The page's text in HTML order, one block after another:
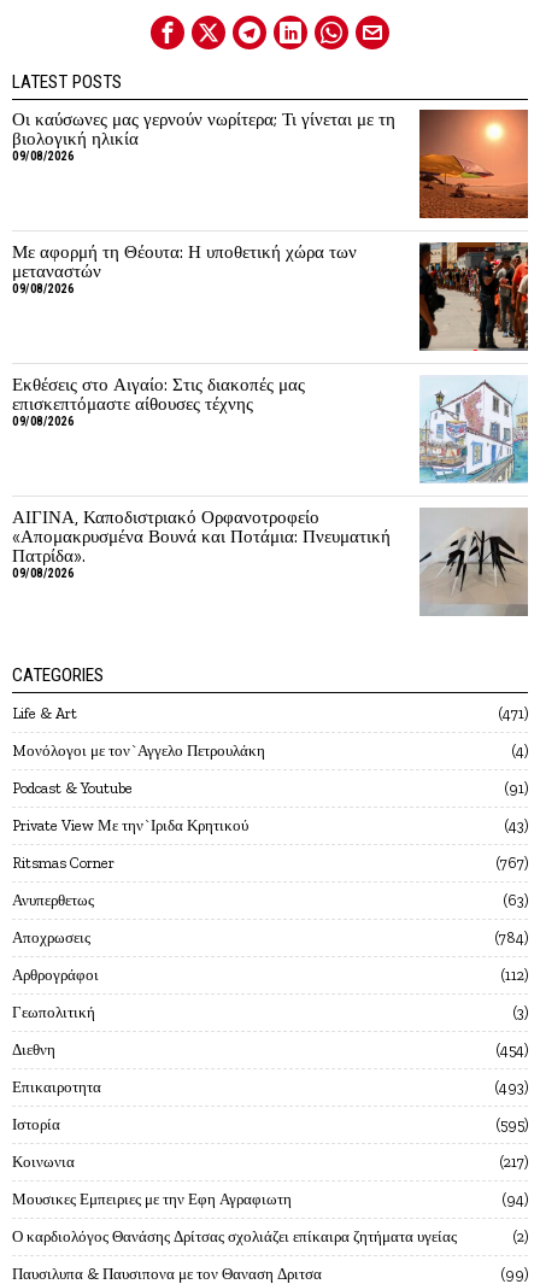
LATEST POSTS
Οι καύσωνες μας γερνούν νωρίτερα; Τι γίνεται με τη
βιολογική ηλικία
09/08/2026
Με αφορμή τη Θέουτα: Η υποθετική χώρα των
μεταναστών
09/08/2026
Εκθέσεις στο Αιγαίο: Στις διακοπές μας
επισκεπτόμαστε αίθουσες τέχνης
09/08/2026
ΑΙΓΙΝΑ, Καποδιστριακό Ορφανοτροφείο
«Απομακρυσμένα Βουνά και Ποτάμια: Πνευματική
Πατρίδα».
09/08/2026
CATEGORIES
Life & Art 471
Mονόλογοι με τον`Αγγελο Πετρουλάκη 4
Podcast & Youtube 91
Private View Με την`Ιριδα Κρητικού 43
Ritsmas Corner 767
Ανυπερθετως 63
Αποχρωσεις 784
Αρθρογράφοι 112
Γεωπολιτική 3
Διεθνη 454
Επικαιροτητα 493
Ιστορία 595
Κοινωνια 217
Μουσικες Εμπειριες με την Εφη Αγραφιωτη 94
Ο καρδιολόγος Θανάσης Δρίτσας σχολιάζει επίκαιρα ζητήματα υγείας 2
Παυσιλυπα & Παυσιπονα με τον Θαναση Δριτσα 99